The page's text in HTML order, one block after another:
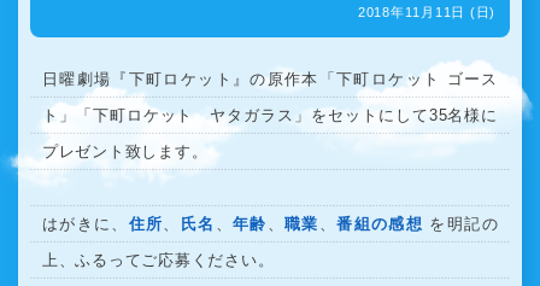
2018年11月11日 (日)
日曜劇場『下町ロケット』の原作本「下町ロケット ゴース
ト」「下町ロケット ヤタガラス」をセットにして35名様に
プレゼント致します。
はがきに、 住所、 氏名 、 年齢 、職業 、番組の感想 を明記の
上、ふるってご応募ください。